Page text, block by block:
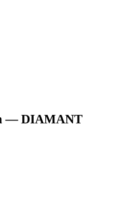
— DIAMANT